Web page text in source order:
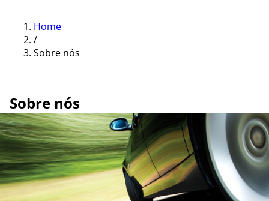
Home
/
Sobre nós
Sobre nós